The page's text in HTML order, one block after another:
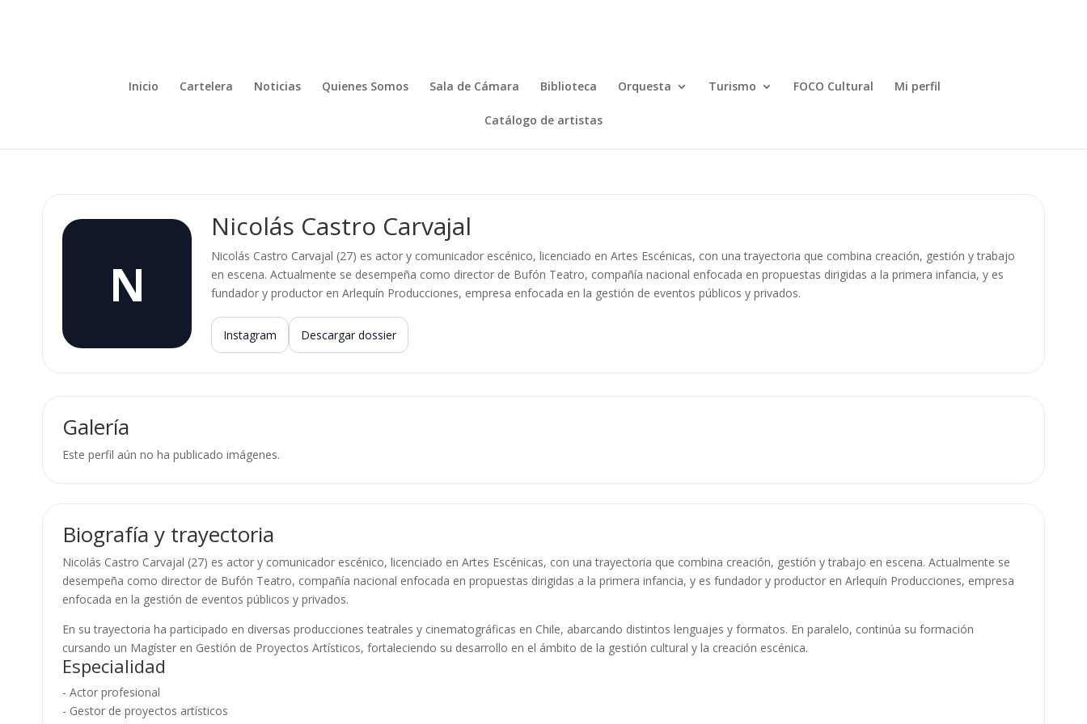
Inicio Cartelera Noticias Quienes Somos Sala de Cámara Biblioteca Orquesta Turismo FOCO Cultural Mi perfil
Catálogo de artistas
N
Nicolás Castro Carvajal
Nicolás Castro Carvajal (27) es actor y comunicador escénico, licenciado en Artes Escénicas, con una trayectoria que combina creación, gestión y trabajo
en escena. Actualmente se desempeña como director de Bufón Teatro, compañía nacional enfocada en propuestas dirigidas a la primera infancia, y es
fundador y productor en Arlequín Producciones, empresa enfocada en la gestión de eventos públicos y privados.
Instagram Descargar dossier
Galería
Este perfil aún no ha publicado imágenes.
Biografía y trayectoria
Nicolás Castro Carvajal (27) es actor y comunicador escénico, licenciado en Artes Escénicas, con una trayectoria que combina creación, gestión y trabajo en escena. Actualmente se
desempeña como director de Bufón Teatro, compañía nacional enfocada en propuestas dirigidas a la primera infancia, y es fundador y productor en Arlequín Producciones, empresa
enfocada en la gestión de eventos públicos y privados.
En su trayectoria ha participado en diversas producciones teatrales y cinematográficas en Chile, abarcando distintos lenguajes y formatos. En paralelo, continúa su formación
cursando un Magíster en Gestión de Proyectos Artísticos, fortaleciendo su desarrollo en el ámbito de la gestión cultural y la creación escénica.
Especialidad
- Actor profesional
- Gestor de proyectos artísticos